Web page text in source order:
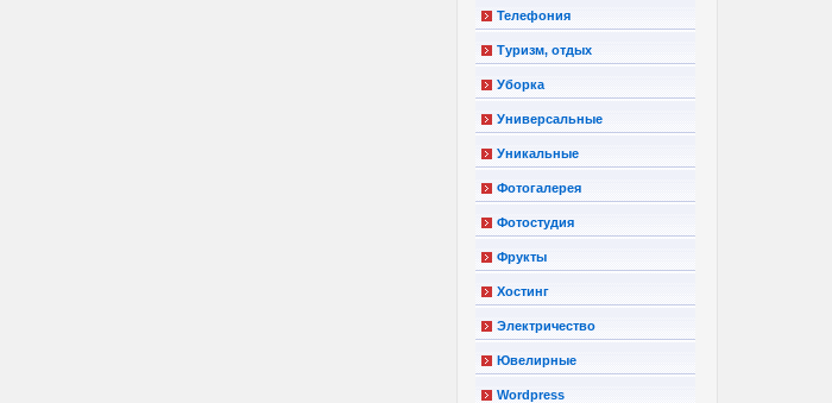
Телефония
Туризм, отдых
Уборка
Универсальные
Уникальные
Фотогалерея
Фотостудия
Фрукты
Хостинг
Электричество
Ювелирные
Wordpress